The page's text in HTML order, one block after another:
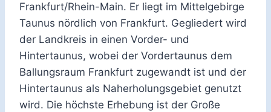
Frankfurt/Rhein-Main. Er liegt im Mittelgebirge
Taunus nördlich von Frankfurt. Gegliedert wird
der Landkreis in einen Vorder- und
Hintertaunus, wobei der Vordertaunus dem
Ballungsraum Frankfurt zugewandt ist und der
Hintertaunus als Naherholungsgebiet genutzt
wird. Die höchste Erhebung ist der Große